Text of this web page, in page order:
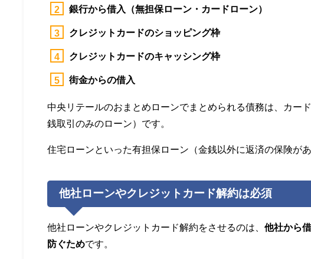
銀行から借入（無担保ローン・カードローン）
クレジットカードのショッピング枠
クレジットカードのキャッシング枠
街金からの借入
中央リテールのおまとめローンでまとめられる債務は、カー
銭取引のみのローン）です。
住宅ローンといった有担保ローン（金銭以外に返済の保険が
他社ローンやクレジットカード解約は必須
他社ローンやクレジットカード解約をさせるのは、他社から
防ぐためです。